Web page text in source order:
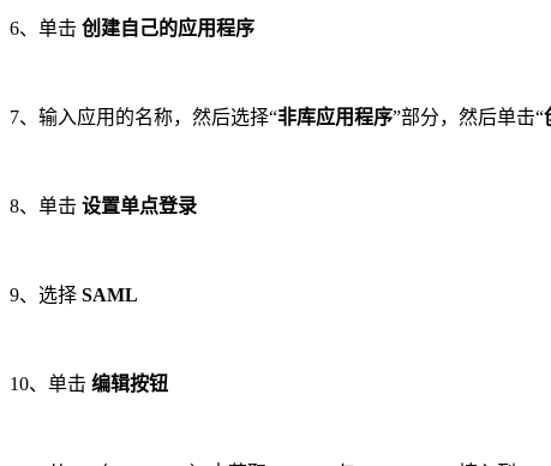
6、单击 创建自己的应用程序
7、输入应用的名称，然后选择“非库应用程序”部分，然后单击“
8、单击 设置单点登录
9、选择 SAML
10、单击 编辑按钮